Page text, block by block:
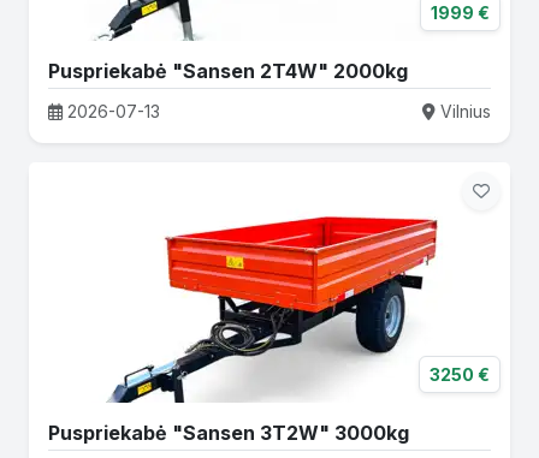
1999 €
Puspriekabė "Sansen 2T4W" 2000kg
2026-07-13 Vilnius
3250 €
Puspriekabė "Sansen 3T2W" 3000kg